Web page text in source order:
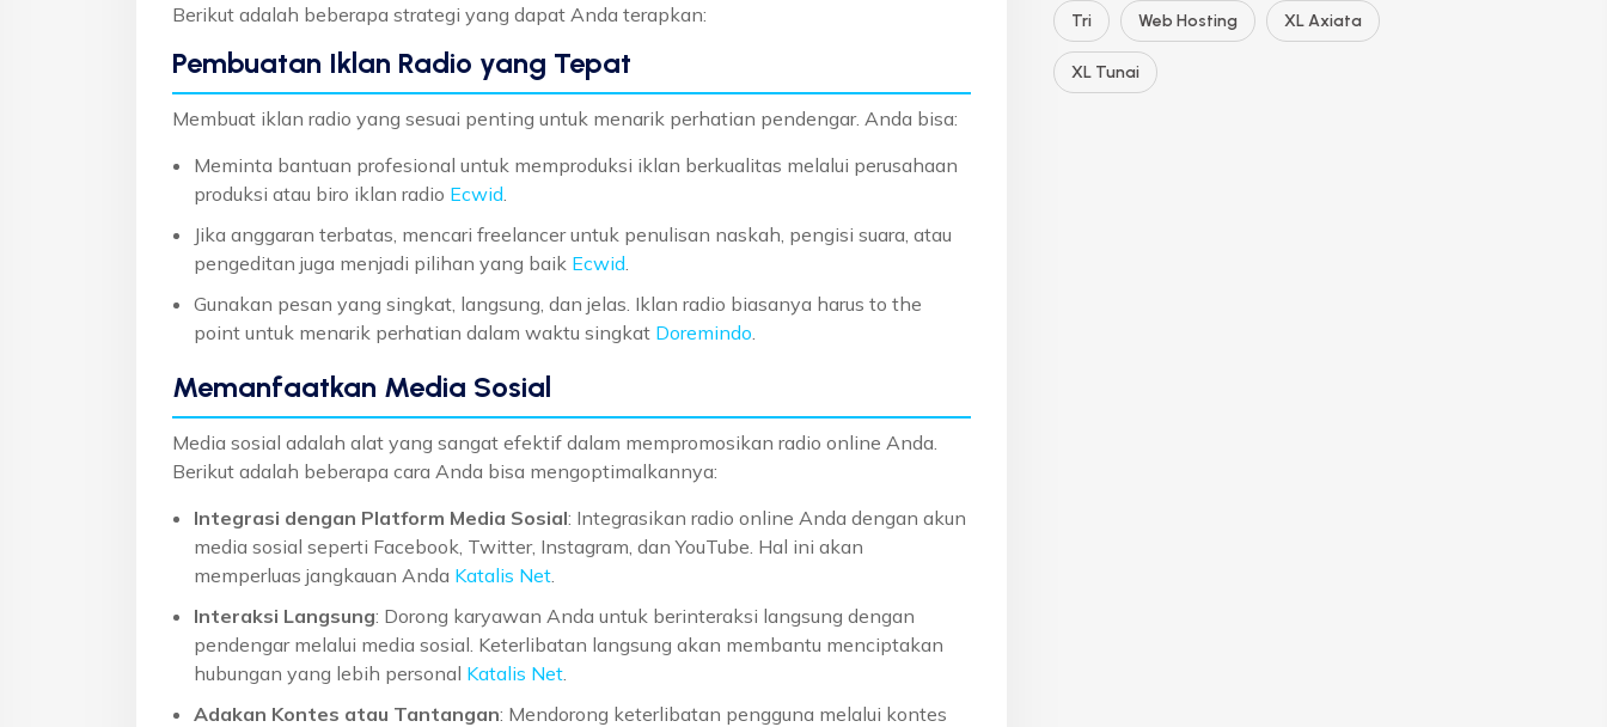
Berikut adalah beberapa strategi yang dapat Anda terapkan:
Pembuatan Iklan Radio yang Tepat
Membuat iklan radio yang sesuai penting untuk menarik perhatian pendengar. Anda bisa:
Meminta bantuan profesional untuk memproduksi iklan berkualitas melalui perusahaan
produksi atau biro iklan radio Ecwid
Jika anggaran terbatas, mencari freelancer untuk penulisan naskah, pengisi suara, atau
pengeditan juga menjadi pilihan yang baik Ecwid
Gunakan pesan yang singkat, langsung, dan jelas. Iklan radio biasanya harus to the
point untuk menarik perhatian dalam waktu singkat Doremindo
Memanfaatkan Media Sosial
Media sosial adalah alat yang sangat efektif dalam mempromosikan radio online Anda.
Berikut adalah beberapa cara Anda bisa mengoptimalkannya:
Integrasi dengan Platform Media Sosial: Integrasikan radio online Anda dengan akun
media sosial seperti Facebook, Twitter, Instagram, dan YouTube. Hal ini akan
memperluas jangkauan Anda Katalis Net
Interaksi Langsung: Dorong karyawan Anda untuk berinteraksi langsung dengan
pendengar melalui media sosial. Keterlibatan langsung akan membantu menciptakan
hubungan yang lebih personal Katalis Net
Adakan Kontes atau Tantangan: Mendorong keterlibatan pengguna melalui kontes
Tri Web Hosting XL Axiata
XL Tunai